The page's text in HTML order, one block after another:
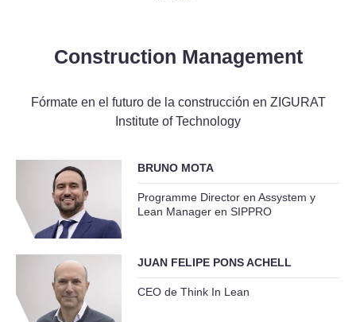
Construction Management
Fórmate en el futuro de la construcción en ZIGURAT
Institute of Technology
BRUNO MOTA
Programme Director en Assystem y
Lean Manager en SIPPRO
JUAN FELIPE PONS ACHELL
CEO de Think In Lean